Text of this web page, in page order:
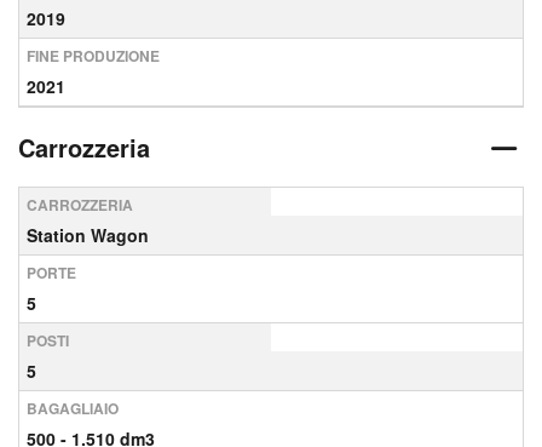
2019
FINE PRODUZIONE
2021
Carrozzeria
CARROZZERIA
Station Wagon
PORTE
5
POSTI
5
BAGAGLIAIO
500 - 1.510 dm3